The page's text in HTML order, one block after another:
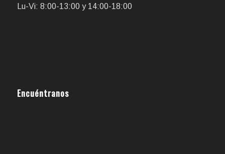
Lu-Vi: 8:00-13:00 y 14:00-18:00
Encuéntranos